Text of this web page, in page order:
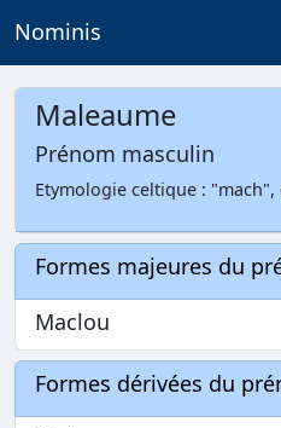
Nominis
Maleaume
Prénom masculin
Etymologie celtique :
Formes majeures du
Maclou
Formes dérivées du